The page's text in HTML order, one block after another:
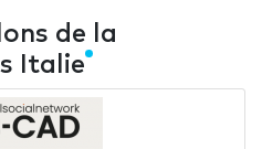
de la
Italie